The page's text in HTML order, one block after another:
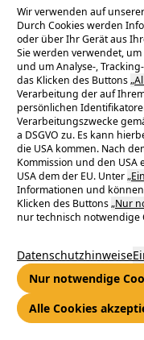
Wir verwenden auf
Durch Cookies werden
oder über Ihr Gerät aus
Sie werden verwendet,
und um Analyse-,
das Klicken des Buttons
Verarbeitung der auf
persönlichen
Verarbeitungszwecke
a DSGVO zu. Es kann
die USA kommen. Nach
Kommission und den
USA dem der EU. Unter
Informationen und
Klicken des Buttons„Nur
nur technisch notwendige
Datenschutzhinweise
Nur notwendige
Alle Cookies
wird das Laden von
auch kosteneffizienter.
Die neue Funktion
Smart Charging: das
Börsenpreis für Strom.
Wallbox in der App
Nutzer seine
Beispiel Beginn und
Mindestladestand, um
Auf Basis dieser Daten
Ladevorgang und
von erneuerbaren
reduziert nicht nur aktiv
gleichzeitig dazu bei,
Netzkapazitäten